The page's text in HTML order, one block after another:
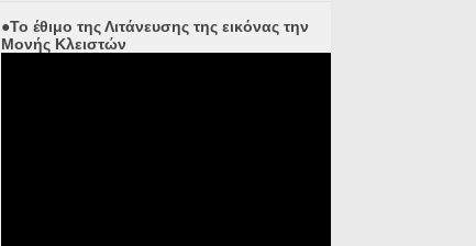
●Το έθιμο της Λιτάνευσης της εικόνας την
Μονής Κλειστών